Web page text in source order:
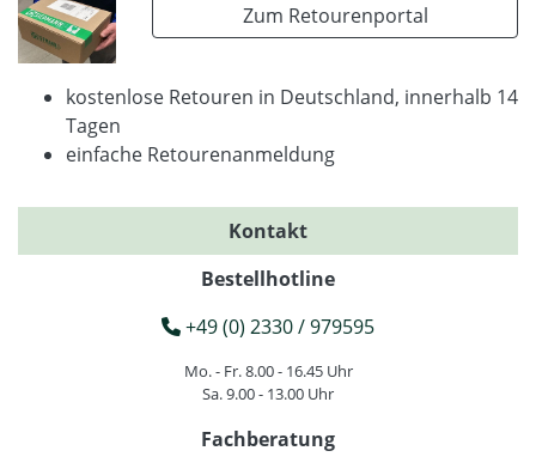
Zum Retourenportal
kostenlose Retouren in Deutschland, innerhalb 14
Tagen
einfache Retourenanmeldung
Kontakt
Bestellhotline
+49 (0) 2330 / 979595
Mo. - Fr. 8.00 - 16.45 Uhr
Sa. 9.00 - 13.00 Uhr
Fachberatung